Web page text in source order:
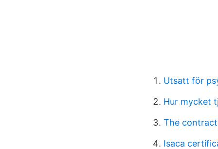
Utsatt för
Hur mycket
The
Isaca